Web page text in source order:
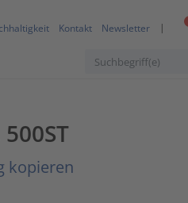
Kontakt Newsletter
kopieren